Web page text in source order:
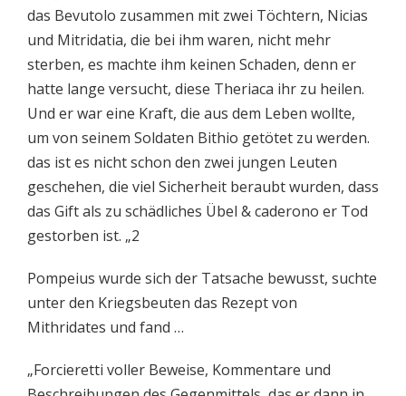
das Bevutolo zusammen mit zwei Töchtern, Nicias
und Mitridatia, die bei ihm waren, nicht mehr
sterben, es machte ihm keinen Schaden, denn er
hatte lange versucht, diese Theriaca ihr zu heilen.
Und er war eine Kraft, die aus dem Leben wollte,
um von seinem Soldaten Bithio getötet zu werden.
das ist es nicht schon den zwei jungen Leuten
geschehen, die viel Sicherheit beraubt wurden, dass
das Gift als zu schädliches Übel & caderono er Tod
gestorben ist. „2
Pompeius wurde sich der Tatsache bewusst, suchte
unter den Kriegsbeuten das Rezept von
Mithridates und fand …
„Forcieretti voller Beweise, Kommentare und